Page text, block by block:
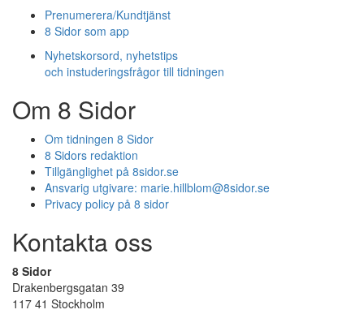
Prenumerera/Kundtjänst
8 Sidor som app
Nyhetskorsord, nyhetstips
och instuderingsfrågor till tidningen
Om 8 Sidor
Om tidningen 8 Sidor
8 Sidors redaktion
Tillgänglighet på 8sidor.se
Ansvarig utgivare: marie.hillblom@8sidor.se
Privacy policy på 8 sidor
Kontakta oss
8 Sidor
Drakenbergsgatan 39
117 41 Stockholm